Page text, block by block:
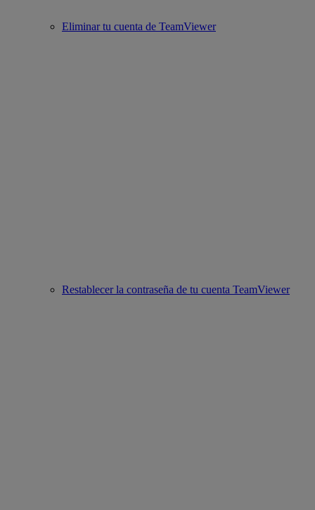
Eliminar tu cuenta de TeamViewer
Restablecer la contraseña de tu cuenta TeamViewer